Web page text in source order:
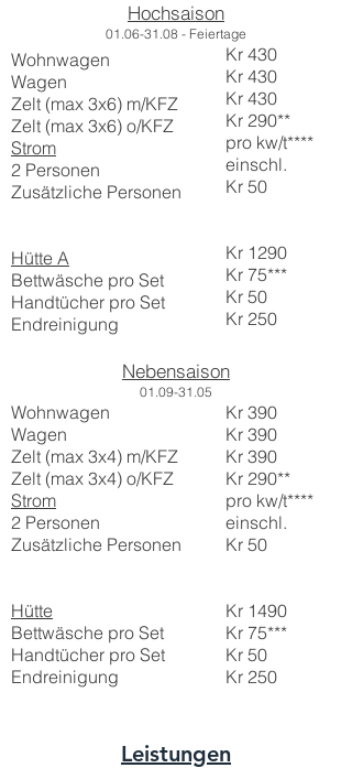
Hochsaison
01.06-31.08 - Feiertage
Wohnwagen
Wagen
Zelt (max 3x6) m/KFZ
Zelt (max 3x6) o/KFZ
Strom
2 Personen
Zusätzliche Personen
Hütte A
Bettwäsche pro Set
Handtücher pro Set
Endreinigung
Kr 430
Kr 430
Kr 430
Kr 290**
pro kw/t****
einschl.
Kr 50
Kr 1290
Kr 75***
Kr 50
Kr 250
Nebensaison
01.09-31 .05
Wohnwagen
Wagen
Zelt (max 3x4) m/KFZ
Zelt (max 3x4) o/KFZ
Strom
2 Personen
Zusätzliche Personen
Hütte
Bettwäsche pro Set
Handtücher pro Set
Endreinigung
Kr 390
Kr 390
Kr 390
Kr 290**
pro kw/t****
einschl.
Kr 50
Kr 1490
Kr 75***
Kr 50
Kr 250
Leistungen